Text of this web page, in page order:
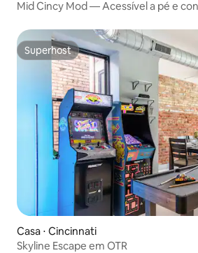
Mid Cincy Mod — Acessível a pé e
Superhost
Superhost
Casa ⋅ Cincinnati
Skyline Escape em OTR